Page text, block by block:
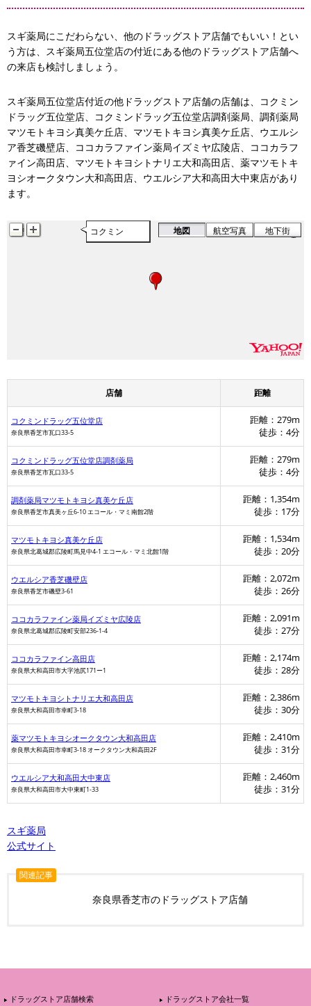
スギ薬局にこだわらない、他のドラッグストア店舗でもいい！とい
う方は、スギ薬局五位堂店の付近にある他のドラッグストア店舗へ
の来店も検討しましょう。
スギ薬局五位堂店付近の他ドラッグストア店舗の店舗は、コクミン
ドラッグ五位堂店、コクミンドラッグ五位堂店調剤薬局、調剤薬局
マツモトキヨシ真美ケ丘店、マツモトキヨシ真美ケ丘店、ウエルシ
ア香芝磯壁店、ココカラファイン薬局イズミヤ広陵店、ココカラフ
ァイン高田店、マツモトキヨシトナリエ大和高田店、薬マツモトキ
ヨシオークタウン大和高田店、ウエルシア大和高田大中東店があり
ます。
コクミン
コクミン 地図 航空写真 地下街
店舗 距離
コクミンドラッグ五位堂店
奈良県香芝市瓦口33-5
距離：279m
徒歩：4分
コクミンドラッグ五位堂店調剤薬局
奈良県香芝市瓦口33-5
距離：279m
徒歩：4分
調剤薬局マツモトキヨシ真美ケ丘店
奈良県香芝市真美ヶ丘6-10 エコール・マミ南館2階
距離：1,354m
徒歩：17分
マツモトキヨシ真美ケ丘店
奈良県北葛城郡広陵町馬見中4-1 エコール・マミ北館1階
距離：1,534m
徒歩：20分
ウエルシア香芝磯壁店
奈良県香芝市磯壁3-61
距離：2,072m
徒歩：26分
ココカラファイン薬局イズミヤ広陵店
奈良県北葛城郡広陵町安部236-1-4
距離：2,091m
徒歩：27分
ココカラファイン高田店
奈良県大和高田市大字池尻171ー1
距離：2,174m
徒歩：28分
マツモトキヨシトナリエ大和高田店
奈良県大和高田市幸町3-18
距離：2,386m
徒歩：30分
薬マツモトキヨシオークタウン大和高田店
奈良県大和高田市幸町3-18 オークタウン大和高田2F
距離：2,410m
徒歩：31分
ウエルシア大和高田大中東店
奈良県大和高田市大中東町1-33
距離：2,460m
徒歩：31分
スギ薬局
公式サイト
関連記事
奈良県香芝市のドラッグストア店舗
ドラッグストア店舗検索 ドラッグストア会社一覧